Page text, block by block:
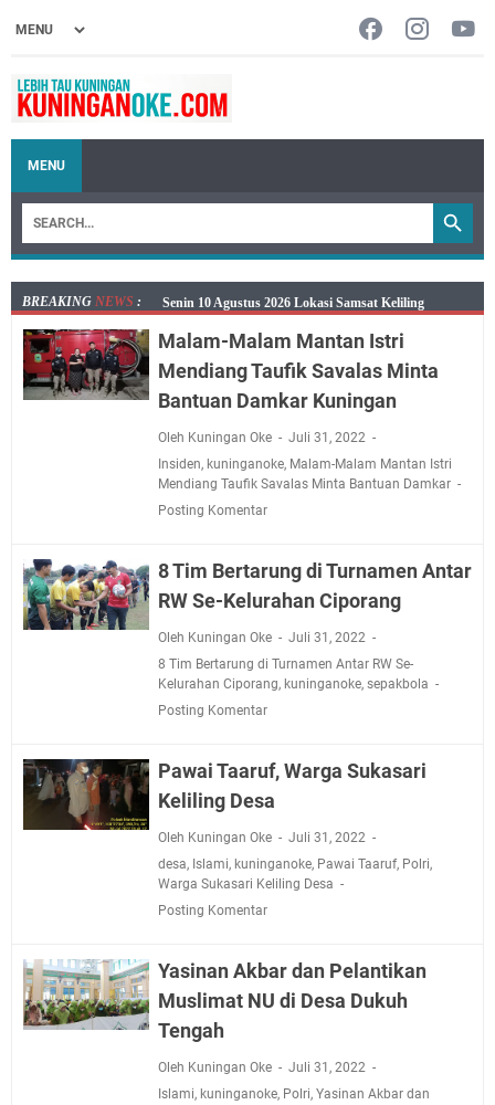
MENU
BREAKING NEWS :
Agenda Kegiatan Bupati dan Sekda Minggu 9 Agustus
2026 Hanya Satu, Wabup Kuningan Tiga Acara
Mau Perpanjang SIM? Ini Lokasi Mobil Keliling
Sabtu 8 Agustus 2026 Layanan Mobil Samsat Keliling
Ada di Sini!
Agustus 2026
Jumat 7 Agustus 2026 Mobil SIM Keliling Ada di
Kecamatan Sindangagung
Embun Pagi Jumat 8 Agustus 2026: Jika Keberkahan
Dicabut Dari Hidupmu, Kamu Akan Tetap Berjalan
Kelaparan Meskipun Memiliki Sekarung Penuh Uang
2026
Senin 10 Agustus 2026 Lokasi Samsat Keliling
Malam-Malam Mantan Istri
Mendiang Taufik Savalas Minta
Bantuan Damkar Kuningan
Oleh Kuningan Oke
Juli 31, 2022
Insiden, kuninganoke, Malam-Malam Mantan Istri
Mendiang Taufik Savalas Minta Bantuan Damkar
Posting Komentar
8 Tim Bertarung di Turnamen Antar
RW Se-Kelurahan Ciporang
Oleh Kuningan Oke
Juli 31, 2022
8 Tim Bertarung di Turnamen Antar RW Se-
Kelurahan Ciporang, kuninganoke, sepakbola
Posting Komentar
Pawai Taaruf, Warga Sukasari
Keliling Desa
Oleh Kuningan Oke
Juli 31, 2022
desa, Islami, kuninganoke, Pawai Taaruf, Polri,
Warga Sukasari Keliling Desa
Posting Komentar
Yasinan Akbar dan Pelantikan
Muslimat NU di Desa Dukuh
Tengah
Oleh Kuningan Oke
Juli 31, 2022
Islami, kuninganoke, Polri, Yasinan Akbar dan